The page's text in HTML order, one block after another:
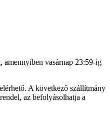
amennyiben vasárnap 23:59-ig
A következő szállítmány
az befolyásolhatja a